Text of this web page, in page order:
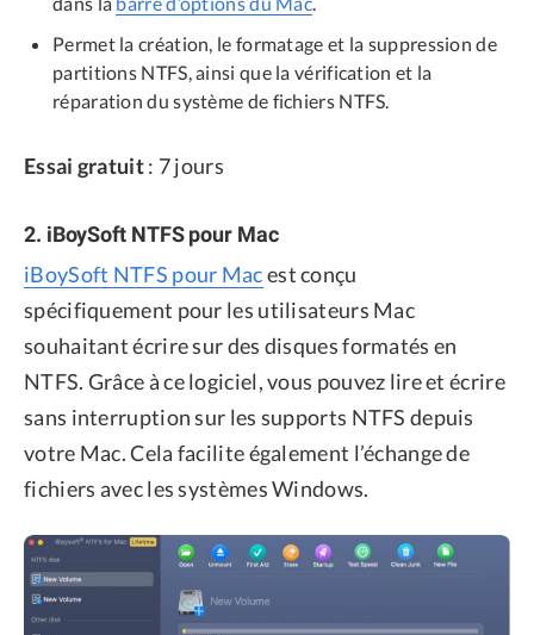
Permet la création, le formatage et la suppression de
partitions NTFS, ainsi que la vérification et la
réparation du système de fichiers NTFS.
Essai gratuit: 7 jours
2. iBoySoft NTFS pour Mac
iBoySoft NTFS pour Macest conçu
spécifiquement pour les utilisateurs Mac
souhaitant écrire sur des disques formatés en
NTFS. Grâce à ce logiciel, vous pouvez lire et écrire
sans interruption sur les supports NTFS depuis
votre Mac. Cela facilite également l’échange de
fichiers avec les systèmes Windows.